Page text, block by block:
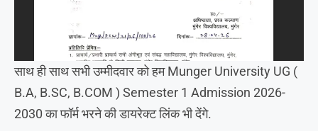
साथ ही साथ सभी उम्मीदवार को हम Munger University UG (
B.A, B.SC, B.COM ) Semester 1 Admission 2026-
2030 का फॉर्म भरने की डायरेक्ट लिंक भी देंगे.